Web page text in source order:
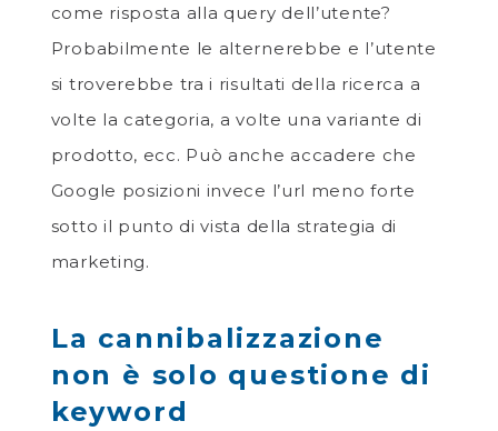
come risposta alla query dell’utente?
Probabilmente le alternerebbe e l’utente
si troverebbe tra i risultati della ricerca a
volte la categoria, a volte una variante di
prodotto, ecc. Può anche accadere che
Google posizioni invece l’url meno forte
sotto il punto di vista della strategia di
marketing.
La cannibalizzazione
non è solo questione di
keyword